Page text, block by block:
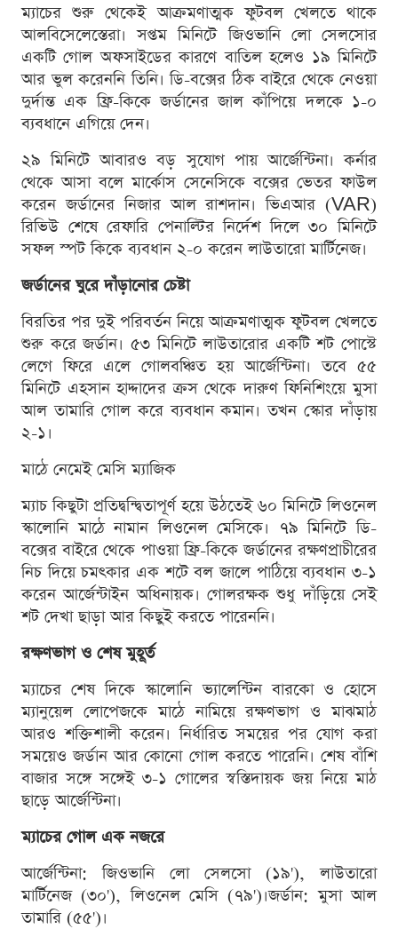
ম্যাচের শুরু থেকেই আক্রমণাত্মক ফুটবল খেলতে থাকে
আলবিসেলেস্তেরা। সপ্তম মিনিটে জিওভানি লো সেলসোর
একটি গোল অফসাইডের কারণে বাতিল হলেও ১৯ মিনিটে
আর ভুল করেননি তিনি। ডি-বক্সের ঠিক বাইরে থেকে নেওয়া
দুর্দান্ত এক ফ্রি-কিকে জর্ডানের জাল কাঁপিয়ে দলকে ১-০
ব্যবধানে এগিয়ে দেন।
২৯ মিনিটে আবারও বড় সুযোগ পায় আর্জেন্টিনা। কর্নার
থেকে আসা বলে মার্কোস সেনেসিকে বক্সের ভেতর ফাউল
করেন জর্ডানের নিজার আল রাশদান। ভিএআর (VAR)
রিভিউ শেষে রেফারি পেনাল্টির নির্দেশ দিলে ৩০ মিনিটে
সফল স্পট কিকে ব্যবধান ২-০ করেন লাউতারো মার্টিনেজ।
জর্ডানের ঘুরে দাঁড়ানোর চেষ্টা
বিরতির পর দুই পরিবর্তন নিয়ে আক্রমণাত্মক ফুটবল খেলতে
শুরু করে জর্ডান। ৫৩ মিনিটে লাউতারোর একটি শট পোস্টে
লেগে ফিরে এলে গোলবঞ্চিত হয় আর্জেন্টিনা। তবে ৫৫
মিনিটে এহসান হাদ্দাদের ক্রস থেকে দারুণ ফিনিশিংয়ে মুসা
আল তামারি গোল করে ব্যবধান কমান। তখন স্কোর দাঁড়ায়
২-১।
মাঠে নেমেই মেসি ম্যাজিক
ম্যাচ কিছুটা প্রতিদ্বন্দ্বিতাপূর্ণ হয়ে উঠতেই ৬০ মিনিটে লিওনেল
স্কালোনি মাঠে নামান লিওনেল মেসিকে। ৭৯ মিনিটে ডি-
বক্সের বাইরে থেকে পাওয়া ফ্রি-কিকে জর্ডানের রক্ষণপ্রাচীরের
নিচ দিয়ে চমৎকার এক শটে বল জালে পাঠিয়ে ব্যবধান ৩-১
করেন আর্জেন্টাইন অধিনায়ক। গোলরক্ষক শুধু দাঁড়িয়ে সেই
শট দেখা ছাড়া আর কিছুই করতে পারেননি।
রক্ষণভাগ ও শেষ মুহূর্ত
ম্যাচের শেষ দিকে স্কালোনি ভ্যালেন্টিন বারকো ও হোসে
ম্যানুয়েল লোপেজকে মাঠে নামিয়ে রক্ষণভাগ ও মাঝমাঠ
আরও শক্তিশালী করেন। নির্ধারিত সময়ের পর যোগ করা
সময়েও জর্ডান আর কোনো গোল করতে পারেনি। শেষ বাঁশি
বাজার সঙ্গে সঙ্গেই ৩-১ গোলের স্বস্তিদায়ক জয় নিয়ে মাঠ
ছাড়ে আর্জেন্টিনা।
ম্যাচের গোল এক নজরে
আর্জেন্টিনা: জিওভানি লো সেলসো (১৯'), লাউতারো
মার্টিনেজ (৩০'), লিওনেল মেসি (৭৯')।জর্ডান: মুসা আল
তামারি (৫৫')।